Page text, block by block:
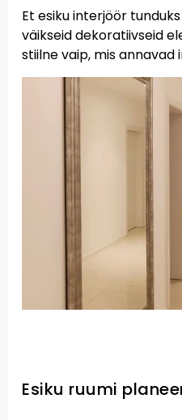
Et esiku interjöör
väikseid dekoratiivseid
stiilne vaip, mis annavad
Esiku ruumi